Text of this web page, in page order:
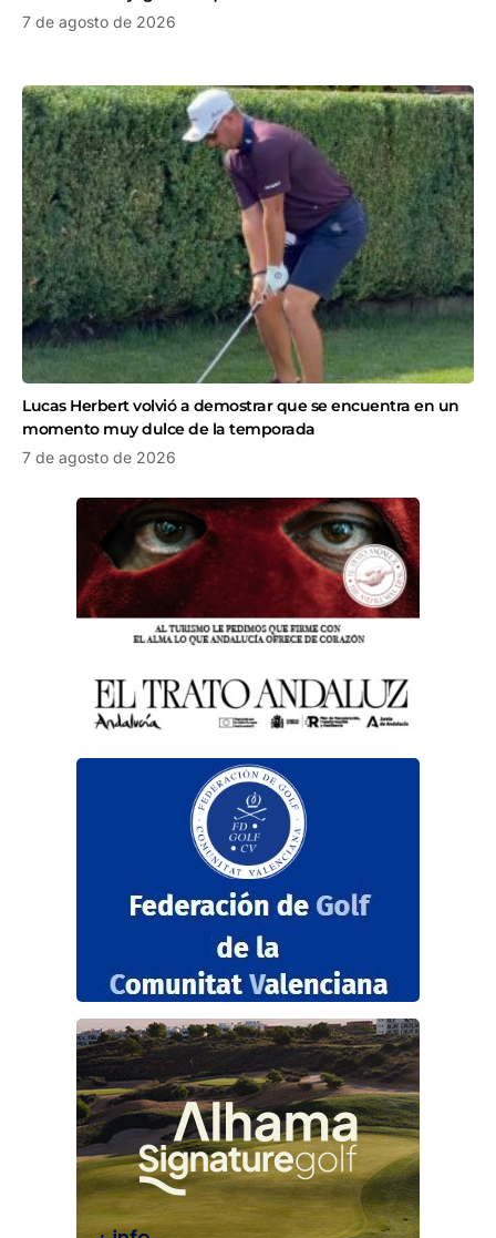
7 de agosto de 2026
Lucas Herbert volvió a demostrar que se encuentra en un
momento muy dulce de la temporada
7 de agosto de 2026